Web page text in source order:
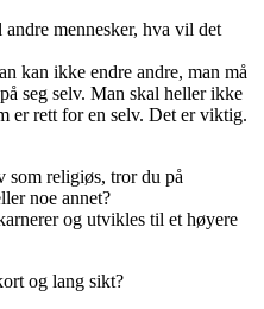
mennesker, hva vil det
kan ikke endre andre, man må
seg selv. Man skal heller ikke
er rett for en selv. Det er viktig.
som religiøs, tror du på
noe annet?
og utvikles til et høyere
og lang sikt?